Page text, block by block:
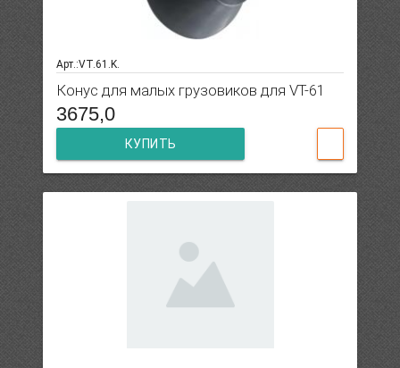
Арт.:VT.61.K.
Конус для малых грузовиков для VT-61
3675,0
КУПИТЬ